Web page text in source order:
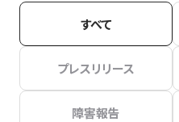
すべて
プレスリリース
障害報告